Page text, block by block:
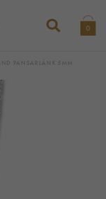
0
PANSARLÄNK 5MM